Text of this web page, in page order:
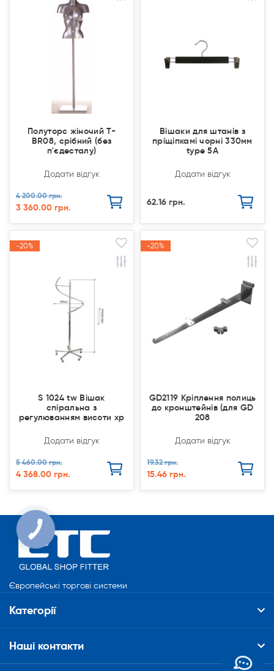
Полуторс жіночий T-
BR08, срібний (без
п'єдесталу)
Додати відгук
4 200.00 грн.
3 360.00 грн.
Вішаки для штанів з
пріщіпкамі чорні 330мм
type 5А
Додати відгук
62.16 грн.
-20%
-20%
S 1024 tw Вішак
спіральна з
регулюванням висоти хр
Додати відгук
5 460.00 грн.
4 368.00 грн.
-20%
-20%
GD2119 Кріплення полиць
до кронштейнів (для GD
208
Додати відгук
19.32 грн.
15.46 грн.
Європейські торгові системи
Категорії
Наші контакти